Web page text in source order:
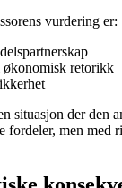
vurdering er:
retorikk
situasjon der den
fordeler, men med